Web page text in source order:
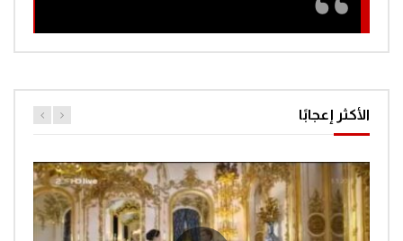
الأكثر إعجابًا